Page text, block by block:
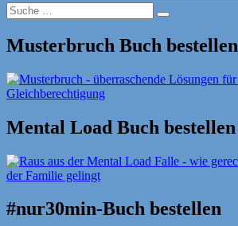
Suche
nach:
Suche
Musterbruch Buch bestellen
Mental Load Buch bestellen
#nur30min-Buch bestellen